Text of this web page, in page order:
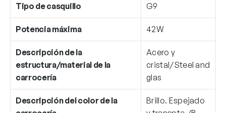
Tipo de casquillo G9
Potencia máxima 42W
Descripción de la
estructura/material de la
carrocería
Acero y
cristal/Steel and
glas
Descripción del color de la
Brillo. Espejado